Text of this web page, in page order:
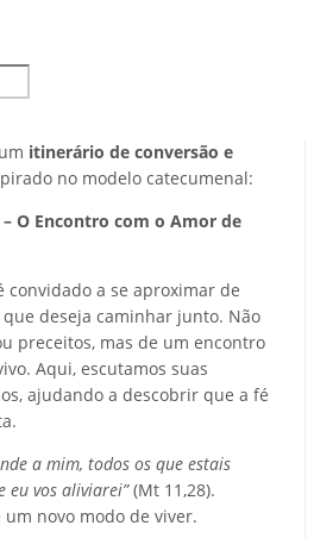
Espiritual
especialmente para os jovens,
itinerário de conversão e
no modelo catecumenal:
O Encontro com o Amor de
convidado a se aproximar de
deseja caminhar junto. Não
preceitos, mas de um encontro
Aqui, escutamos suas
ajudando a descobrir que a fé
a mim, todos os que estais
eu vos aliviarei”(Mt 11,28).
um novo modo de viver.